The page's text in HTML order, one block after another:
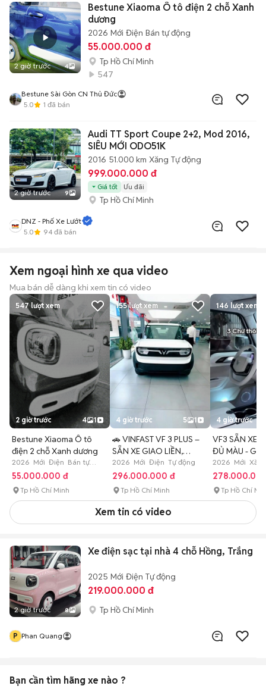
2 giờ trước 4
Bestune Xiaoma Ô tô điện 2 chỗ Xanh
dương
2026 Mới Điện Bán tự động
55.000.000 đ
Tp Hồ Chí Minh
547
Bestune Sài Gòn CN Thủ Đức
5.0
1 đã bán
2 giờ trước 9
Audi TT Sport Coupe 2+2, Mod 2016,
SIÊU MỚI ODO51K
2016 51.000 km Xăng Tự động
999.000.000 đ
Giá tốt Ưu đãi
Tp Hồ Chí Minh
DNZ - Phố Xe Lướt
5.0
94 đã bán
Xem ngoại hình xe qua video
Mua bán dễ dàng khi xem tin có video
547lượt xem
2 giờ trước 4 1
Bestune Xiaoma Ô tô
điện 2 chỗ Xanh dương
2026 Mới Điện Bán tự
động
55.000.000 đ
Tp Hồ Chí Minh
155lượt xem
4 giờ trước 5 1
🚗 VINFAST VF 3 PLUS –
SẴN XE GIAO LIỀN,
KHÔNG PHẢI
2026 Mới Điện Tự động
296.000.000 đ
Tp Hồ Chí Minh
146 lượt xem
4 giờ trước
VF3 SẴN XE
ĐỦ MÀU - GIÁ
2026 Mới
Tp Hồ Chí
Xem tin có video
2 giờ trước 8
Xe điện sạc tại nhà 4 chỗ Hồng, Trắng
2025 Mới Điện Tự động
219.000.000 đ
Tp Hồ Chí Minh
P Phan Quang
Bạn cần tìm hãng xe nào ?